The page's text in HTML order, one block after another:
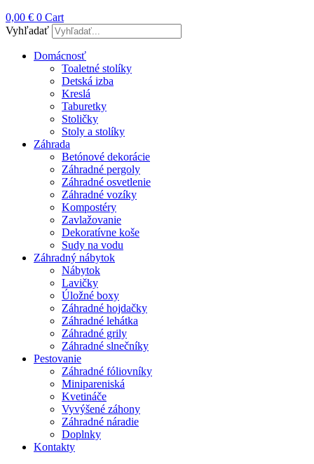
0,00 € 0 Cart
Vyhľadať
Domácnosť
Toaletné stolíky
Detská izba
Kreslá
Taburetky
Stoličky
Stoly a stolíky
Záhrada
Betónové dekorácie
Záhradné pergoly
Záhradné osvetlenie
Záhradné vozíky
Kompostéry
Zavlažovanie
Dekoratívne koše
Sudy na vodu
Záhradný nábytok
Nábytok
Lavičky
Úložné boxy
Záhradné hojdačky
Záhradné lehátka
Záhradné grily
Záhradné slnečníky
Pestovanie
Záhradné fóliovníky
Minipareniská
Kvetináče
Vyvýšené záhony
Záhradné náradie
Doplnky
Kontakty